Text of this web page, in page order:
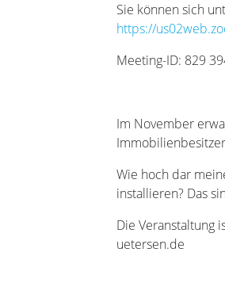
Sie können sich
https://
Meeting-ID: 829
Im November
Wie hoch dar
installieren? Das
Die Veranstaltung
uetersen.de